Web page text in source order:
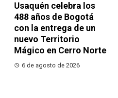
Usaquén celebra los
488 años de Bogotá
con la entrega de un
nuevo Territorio
Mágico en Cerro Norte
6 de agosto de 2026